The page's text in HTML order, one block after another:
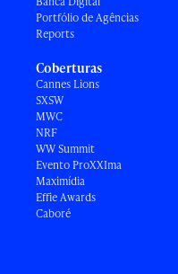
Portfólio de Agências
Reports
Coberturas
Cannes Lions
SXSW
MWC
NRF
WW Summit
Evento ProXXIma
Maximídia
Effie Awards
Caboré